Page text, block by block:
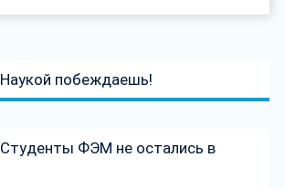
Предыдущая
запись:
Наукой побеждаешь!
запись:
Студенты ФЭМ не остались в